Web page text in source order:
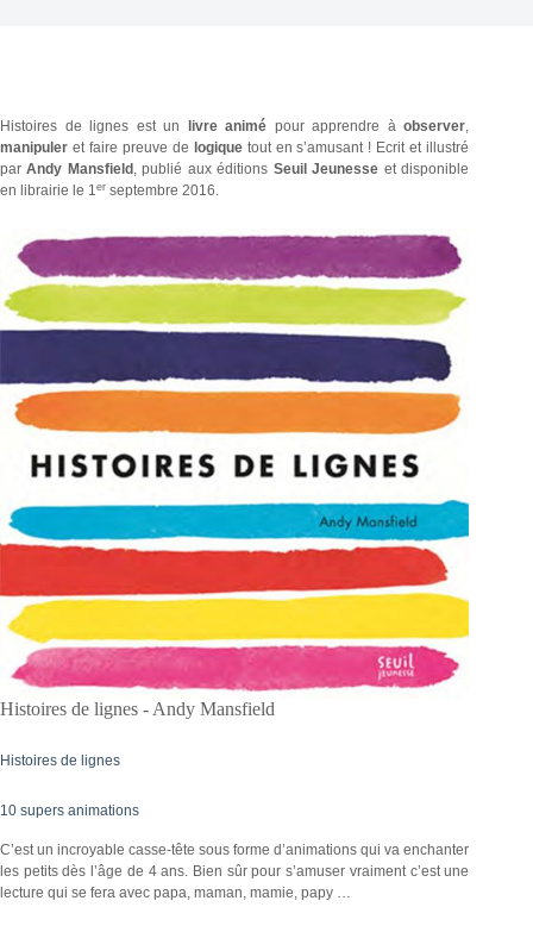
Histoires de lignes est un livre animé pour apprendre àobserver,
manipuler et faire preuve de logiquetout en s’amusant ! Ecrit et illustré
parAndy Mansfield , publié aux éditions Seuil Jeunesse et disponible
en librairie le 1er septembre 2016.
Histoires de lignes - Andy Mansfield
Histoires de lignes
10 supers animations
C’est un incroyable casse-tête sous forme d’animations qui va enchanter
les petits dès l’âge de 4 ans. Bien sûr pour s’amuser vraiment c’est une
lecture qui se fera avec papa, maman, mamie, papy …